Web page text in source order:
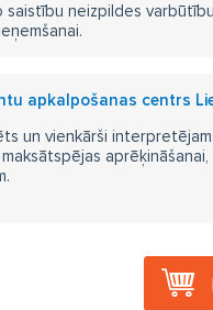
neizpildes
apkalpošanas centrs
un vienkārši